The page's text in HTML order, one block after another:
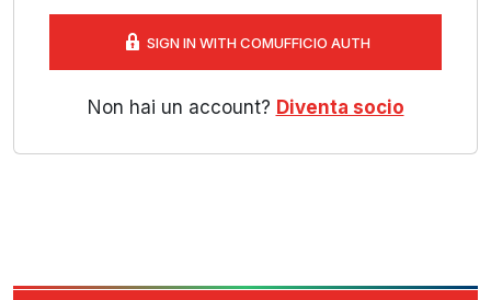
SIGN IN WITH COMUFFICIO AUTH
Non hai un account? Diventa socio